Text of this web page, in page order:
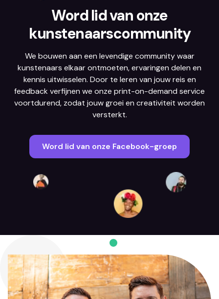
Word lid van onze
kunstenaarscommunity
We bouwen aan een levendige community waar
kunstenaars elkaar ontmoeten, ervaringen delen en
kennis uitwisselen. Door te leren van jouw reis en
feedback verfijnen we onze print-on-demand service
voortdurend, zodat jouw groei en creativiteit worden
versterkt.
Word lid van onze Facebook-groep